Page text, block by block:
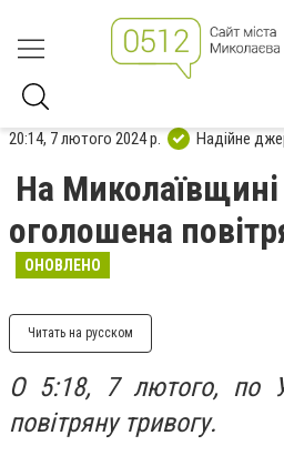
20:14, 7 лютого 2024 р. Надійне
На
оголошена
ОНОВЛЕНО
Читать на русском
О 5:18, 7 лютого, по
повітряну тривогу.